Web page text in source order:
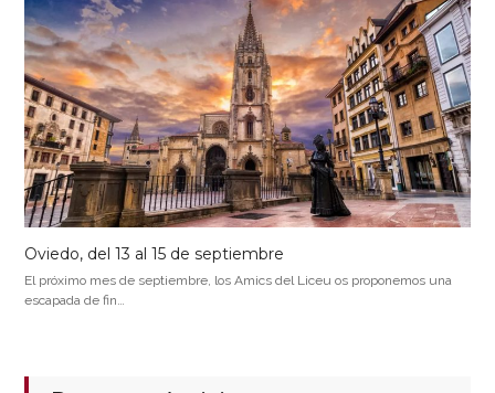
Oviedo, del 13 al 15 de septiembre
El próximo mes de septiembre, los Amics del Liceu os proponemos una
escapada de fin…